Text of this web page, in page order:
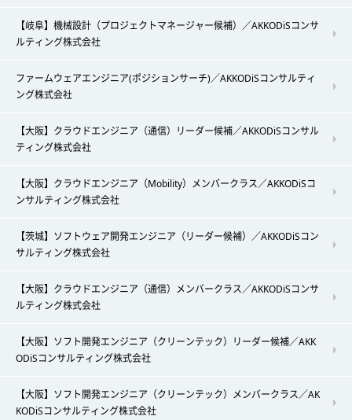
【岐阜】機械設計（プロジェクトマネージャー候補）／AKKODiSコンサ
ルティング株式会社
ファームウェアエンジニア(ポジションサーチ)／AKKODiSコンサルティ
ング株式会社
【大阪】クラウドエンジニア（通信）リーダー候補／AKKODiSコンサル
ティング株式会社
【大阪】クラウドエンジニア（Mobility）メンバークラス／AKKODiSコ
ンサルティング株式会社
【茨城】ソフトウェア開発エンジニア（リーダー候補）／AKKODiSコン
サルティング株式会社
【大阪】クラウドエンジニア（通信）メンバークラス／AKKODiSコンサ
ルティング株式会社
【大阪】ソフト開発エンジニア（クリーンテック）リーダー候補／AKK
ODiSコンサルティング株式会社
【大阪】ソフト開発エンジニア（クリーンテック）メンバークラス／AK
KODiSコンサルティング株式会社